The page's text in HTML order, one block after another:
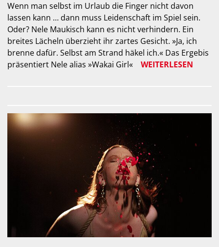
Wenn man selbst im Urlaub die Finger nicht davon
lassen kann … dann muss Leidenschaft im Spiel sein.
Oder? Nele Maukisch kann es nicht verhindern. Ein
breites Lächeln überzieht ihr zartes Gesicht. »Ja, ich
brenne dafür. Selbst am Strand häkel ich.« Das Ergebis
präsentiert Nele alias »Wakai Girl«
WEITERLESEN